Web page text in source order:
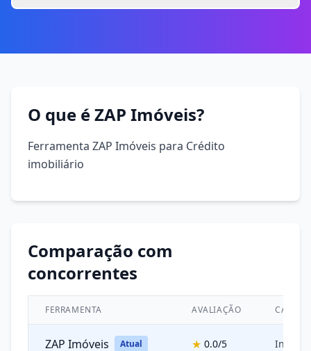
O que é ZAP Imóveis?
Ferramenta ZAP Imóveis para Crédito
imobiliário
Comparação com
concorrentes
FERRAMENTA AVALIAÇÃO
ZAP Imóveis Atual ★ 0.0/5